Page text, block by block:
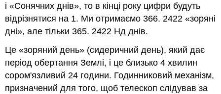
і «Сонячних днів», то в кінці року цифри будуть
відрізнятися на 1. Ми отримаємо 366. 2422 «зоряні
дні», але тільки 365. 2422 Нд днів.
Це «зоряний день» (сидеричний день), який дає
період обертання Землі, і це близько 4 хвилин
сором'язливий 24 години. Годинниковий механізм,
призначений для того, щоб телескоп слідував за